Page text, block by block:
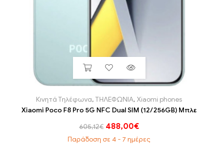
Κινητά Τηλέφωνα, ΤΗΛΕΦΩΝΙΑ, Xiaomi phones
Xiaomi Poco F8 Pro 5G NFC Dual SIM (12/256GB) Μπλε
605,12€ 488,00€
Παράδοση σε 4 - 7 ημέρες